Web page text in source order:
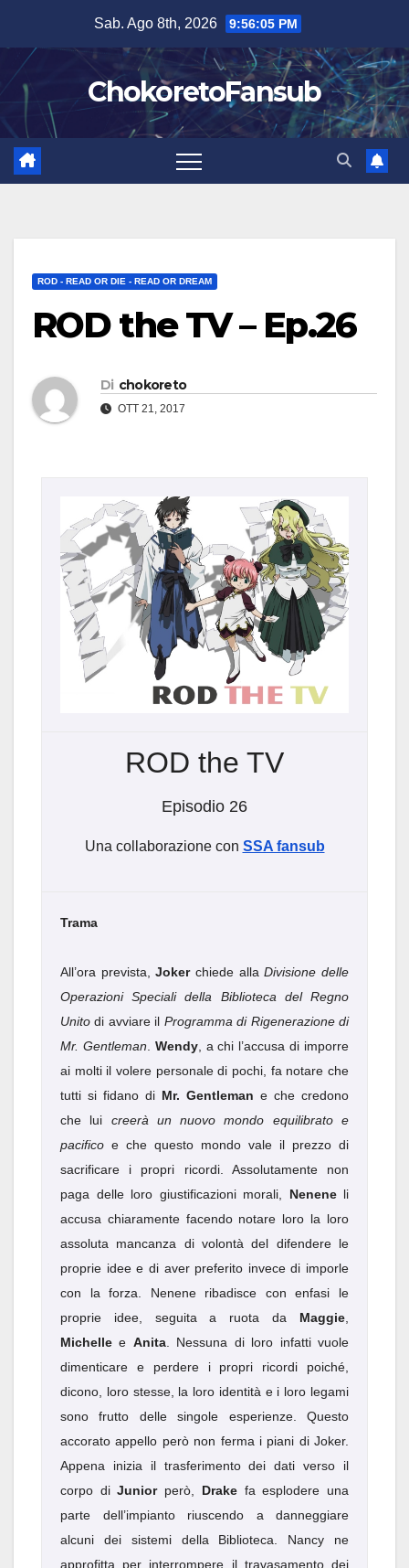
contenuto
Sab. Ago 8th, 2026 9:56:06 PM
ChokoretoFansub
ROD - READ OR DIE - READ OR DREAM
ROD the TV – Ep.26
Di chokoreto
OTT 21, 2017
ROD the TV
Episodio 26
Una collaborazione con SSA fansub
Trama
All’ora prevista,Jokerchiede allaDivisione delle
Operazioni Speciali della Biblioteca del Regno
Unito di avviare il Programma di Rigenerazione di
Mr. Gentleman. Wendy, a chi l’accusa di imporre
ai molti il volere personale di pochi, fa notare che
tutti si fidano di Mr. Gentleman e che credono
che lui creerà un nuovo mondo equilibrato e
pacifico e che questo mondo vale il prezzo di
sacrificare i propri ricordi. Assolutamente non
paga delle loro giustificazioni morali, Neneneli
accusa chiaramente facendo notare loro la loro
assoluta mancanza di volontà del difendere le
proprie idee e di aver preferito invece di imporle
con la forza. Nenene ribadisce con enfasi le
proprie idee, seguita a ruota da Maggie,
Michelle e Anita. Nessuna di loro infatti vuole
dimenticare e perdere i propri ricordi poiché,
dicono, loro stesse, la loro identità e i loro legami
sono frutto delle singole esperienze. Questo
accorato appello però non ferma i piani di Joker.
Appena inizia il trasferimento dei dati verso il
corpo diJunior però, Drakefa esplodere una
parte dell’impianto riuscendo a danneggiare
alcuni dei sistemi della Biblioteca. Nancy ne
approfitta per interrompere il travasamento dei